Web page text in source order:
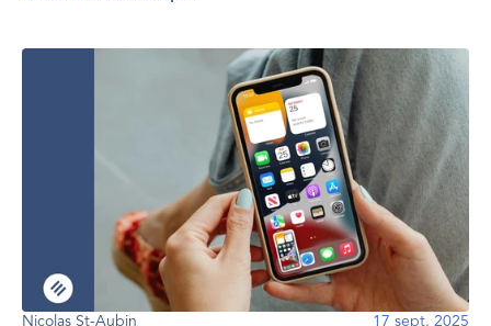
Nicolas St-Aubin 17 sept. 2025